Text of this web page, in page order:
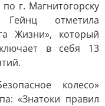
г. Магнитогорску
отметила
Жизни», который
в себя 13
колесо»
«Знатоки правил